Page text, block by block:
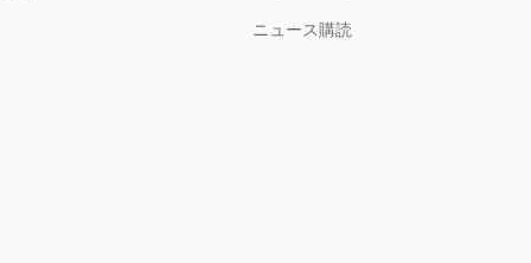
ニュース購読